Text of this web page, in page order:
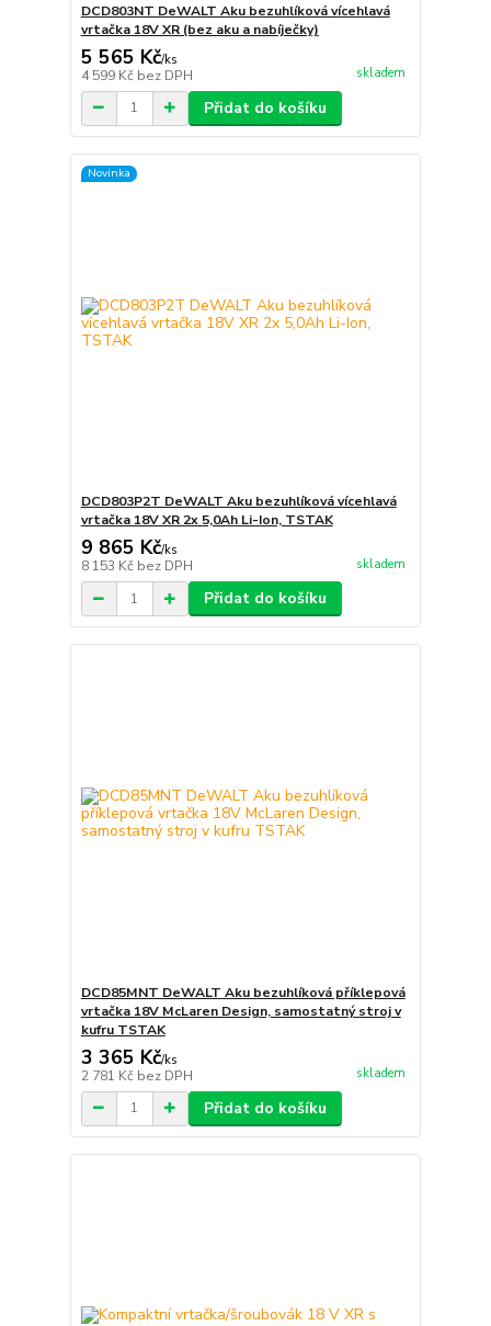
DCD803NT DeWALT Aku bezuhlíková vícehlavá
vrtačka 18V XR (bez aku a nabíječky)
5 565 Kč/ks
4 599 Kč bez DPH skladem
Přidat do košíku
Novinka
DCD803P2T DeWALT Aku bezuhlíková vícehlavá
vrtačka 18V XR 2x 5,0Ah Li-Ion, TSTAK
9 865 Kč/ks
8 153 Kč bez DPH skladem
Přidat do košíku
DCD85MNT DeWALT Aku bezuhlíková příklepová
vrtačka 18V McLaren Design, samostatný stroj v
kufru TSTAK
3 365 Kč/ks
2 781 Kč bez DPH skladem
Přidat do košíku